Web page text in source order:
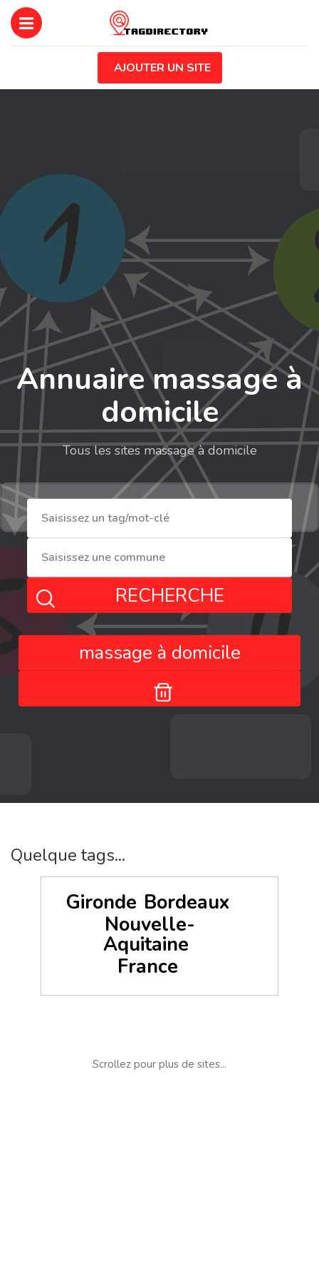
AJOUTER UN SITE
Annuaire massage à
domicile
Tous les sites massage à domicile
RECHERCHE
massage à domicile
Quelque tags...
Gironde Bordeaux
Nouvelle-
Aquitaine
France
Scrollez pour plus de sites...